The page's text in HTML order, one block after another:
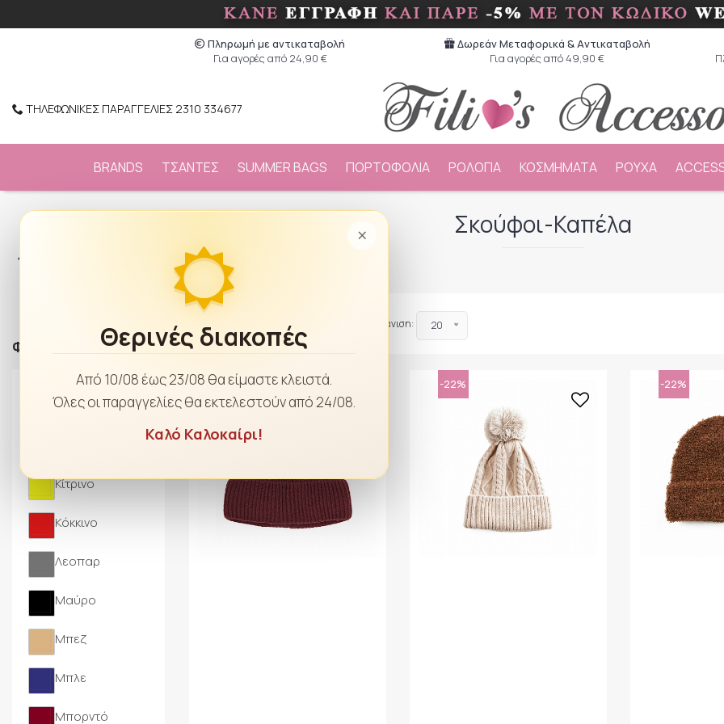
Πληρωμή με αντικαταβολή
Για αγορές από 24,90 €
Δωρεάν Μεταφορικά & Aντικαταβολή
Για αγορές από 49,90 €
ΤΗΛΕΦΩΝΙΚΕΣ ΠΑΡΑΓΓΕΛΙΕΣ 2310 334677
BRANDS ΤΣΑΝΤΕΣ SUMMER BAGS ΠΟΡΤΟΦΟΛΙΑ ΡΟΛΟΓΙΑ ΚΟΣΜΗΜΑΤΑ ΡΟΥΧΑ
×
Θερινές διακοπές
Από 10/08 έως 23/08 θα είμαστε κλειστά.
Όλες οι παραγγελίες θα εκτελεστούν από 24/08.
Καλό Καλοκαίρι!
Σκούφοι-Καπέλα
Σκούφοι-Καπέλα
Φίλτρα
Χρώμα
Κίτρινο
Κόκκινο
Λεοπαρ
Μαύρο
Μπεζ
Μπλε
Μπορντό‎
Νεότερα Εμφάνιση: 20
-20% -22% -22%